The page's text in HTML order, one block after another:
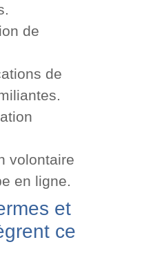
de
de
volontaire
en ligne.
et
ce